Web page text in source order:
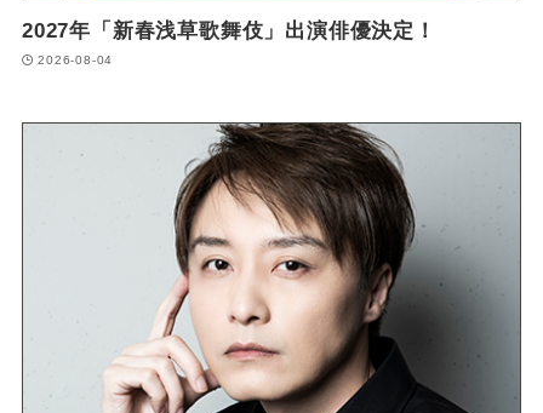
2027年「新春浅草歌舞伎」出演俳優決定！
2026-08-04